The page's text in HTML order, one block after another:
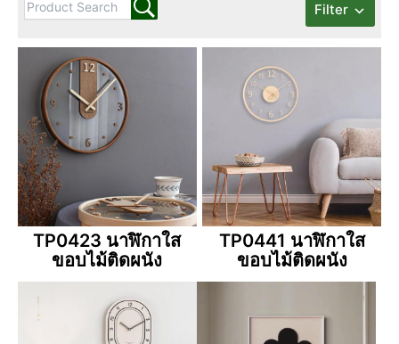
Filter
TP0423 นาฬิกาใส
ขอบไม้ติดผนัง
TP0441 นาฬิกาใส
ขอบไม้ติดผนัง